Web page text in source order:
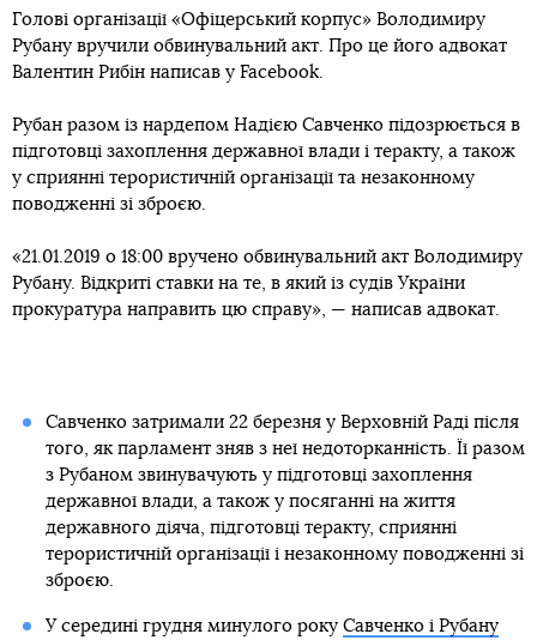
Голові організації «Офіцерський корпус» Володимиру
Рубану вручили обвинувальний акт. Про це його адвокат
Валентин Рибін написав у Facebook.
Рубан разом із нардепом Надією Савченко підозрюється в
підготовці захоплення державної влади і теракту, а також
у сприянні терористичній організації та незаконному
поводженні зі зброєю.
«21.01.2019 о 18:00 вручено обвинувальний акт Володимиру
Рубану. Відкриті ставки на те, в який із судів України
прокуратура направить цю справу», — написав адвокат.
Савченко затримали 22 березня у Верховній Раді після
того, як парламент зняв з неї недоторканність. Її разом
з Рубаном звинувачують у підготовці захоплення
державної влади, а також у посяганні на життя
державного діяча, підготовці теракту, сприянні
терористичній організації і незаконному поводженні зі
зброєю.
У середині грудня минулого року Савченко і Рубану